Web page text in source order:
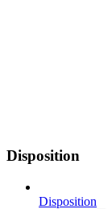
Disposition
Disposition